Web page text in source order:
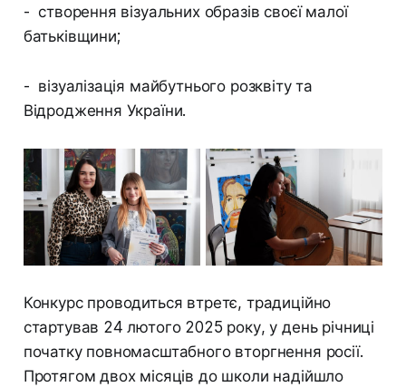
- створення візуальних образів своєї малої
батьківщини;
- візуалізація майбутнього розквіту та
Відродження України.
Конкурс проводиться втретє, традиційно
стартував 24 лютого 2025 року, у день річниці
початку повномасштабного вторгнення росії.
Протягом двох місяців до школи надійшло